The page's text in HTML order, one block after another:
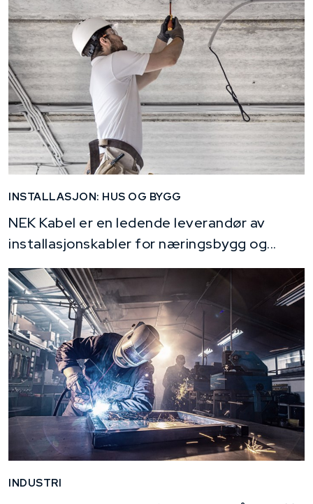
INSTALLASJON: HUS OG BYGG
NEK Kabel er en ledende leverandør av
installasjonskabler for næringsbygg og...
INDUSTRI